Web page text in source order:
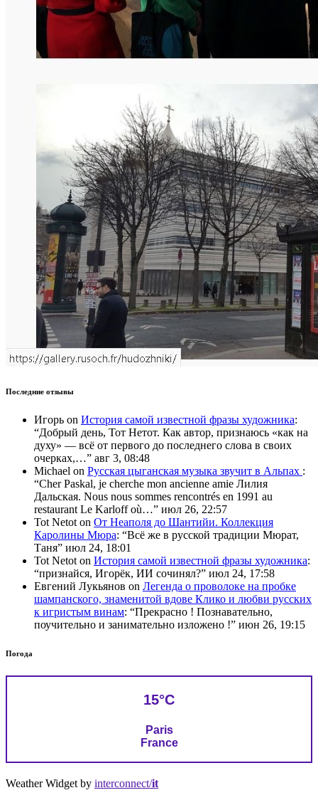
Последние отзывы
Игорь on История самой известной фразы художника:
“Добрый день, Тот Нетот. Как автор, признаюсь «как на
духу» — всё от первого до последнего слова в своих
очерках,…” авг 3, 08:48
Michael on Русская цыганская музыка звучит в Альпах :
“Cher Paskal, je cherche mon ancienne amie Лилия
Дальская. Nous nous sommes rencontrés en 1991 au
restaurant Le Karloff où…” июл 26, 22:57
Tot Netot on От Неаполя до Шантийи. Коллекция
Каролины Мюра: “Всё же в русской традиции Мюрат,
Таня” июл 24, 18:01
Tot Netot on История самой известной фразы художника:
“признайся, Игорёк, ИИ сочинял?” июл 24, 17:58
Евгений Лукьянов on Легенда о проволоке на пробке
шампанского, знаменитой вдове Клико и любви русских
к игристым винам: “Прекрасно ! Познавательно,
поучительно и занимательно изложено !” июн 26, 19:15
Погода
15°C
Paris
France
Weather Widget by interconnect/it